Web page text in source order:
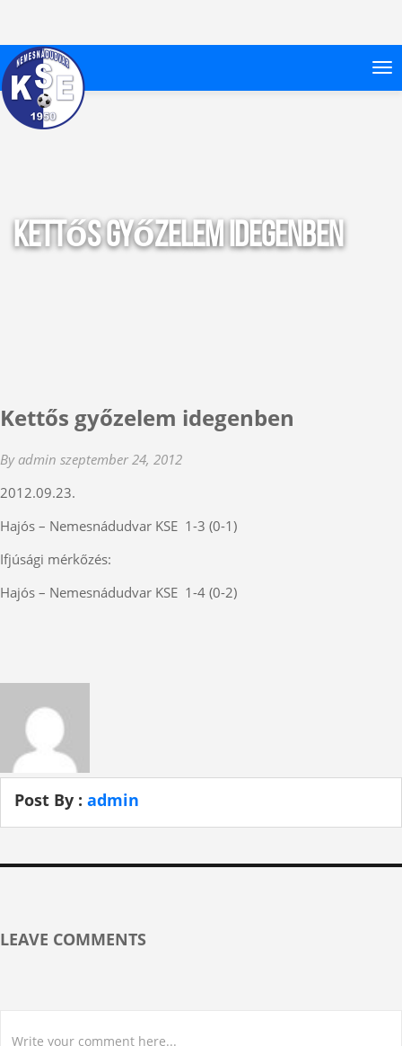
Kettős győzelem idegenben
Kettős győzelem idegenben
By admin szeptember 24, 2012
2012.09.23.
Hajós – Nemesnádudvar KSE 1-3 (0-1)
Ifjúsági mérkőzés:
Hajós – Nemesnádudvar KSE 1-4 (0-2)
Post By : admin
LEAVE COMMENTS